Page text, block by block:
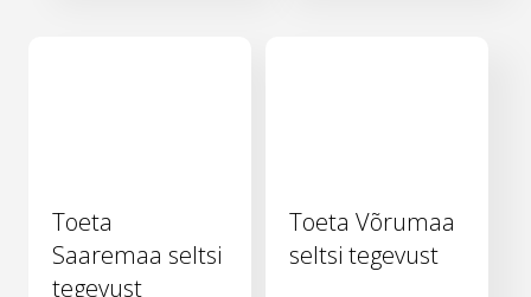
Toeta
Saaremaa seltsi
tegevust
Toeta Võrumaa
seltsi tegevust